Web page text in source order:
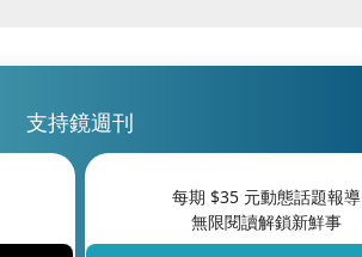
支持鏡週刊
每期 $35元動態話題報導
無限閱讀解鎖新鮮事